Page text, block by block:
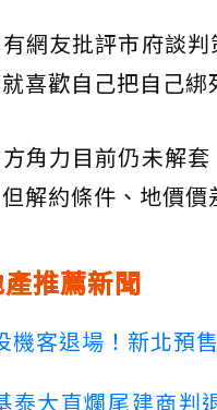
網友批評市府談
就喜歡自己把自己
角力目前仍未解
解約條件、地價
推薦新聞
機客退場！新北預
泰大直爛尾建商判